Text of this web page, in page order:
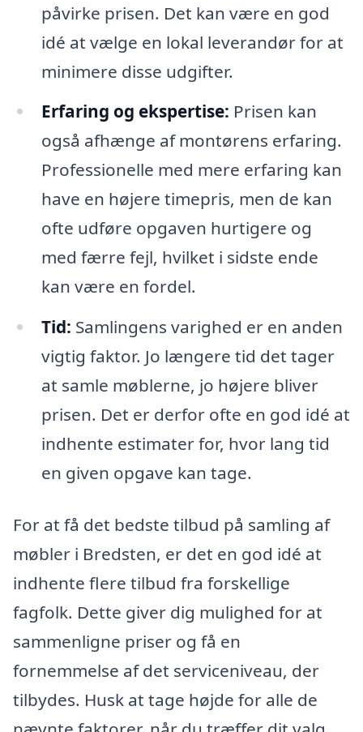
påvirke prisen. Det kan være en god
idé at vælge en lokal leverandør for at
minimere disse udgifter.
Erfaring og ekspertise: Prisen kan
også afhænge af montørens erfaring.
Professionelle med mere erfaring kan
have en højere timepris, men de kan
ofte udføre opgaven hurtigere og
med færre fejl, hvilket i sidste ende
kan være en fordel.
Tid: Samlingens varighed er en anden
vigtig faktor. Jo længere tid det tager
at samle møblerne, jo højere bliver
prisen. Det er derfor ofte en god idé at
indhente estimater for, hvor lang tid
en given opgave kan tage.
For at få det bedste tilbud på samling af
møbler i Bredsten, er det en god idé at
indhente flere tilbud fra forskellige
fagfolk. Dette giver dig mulighed for at
sammenligne priser og få en
fornemmelse af det serviceniveau, der
tilbydes. Husk at tage højde for alle de